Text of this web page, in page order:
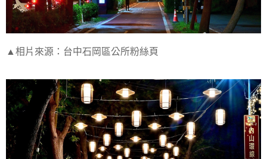
▲相片來源：台中石岡區公所粉絲頁